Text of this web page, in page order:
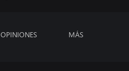
OPINIONES MÁS